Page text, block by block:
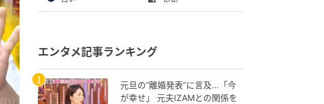
エンタメ記事ランキング
元旦の“離婚発表”に言及…「今
が幸せ」 元夫IZAMとの関係を